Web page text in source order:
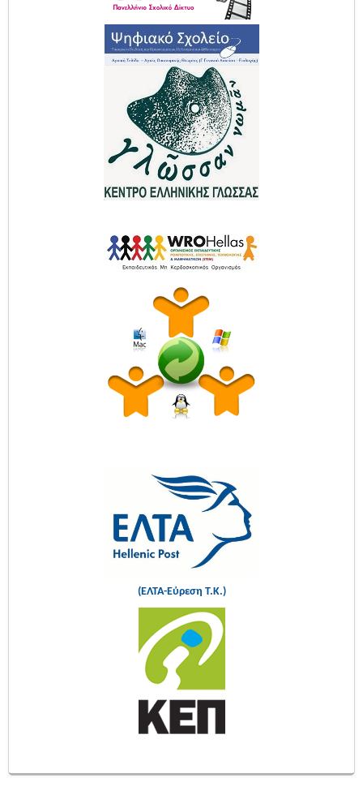
(ΕΛΤΑ-Εύρεση Τ.Κ.)